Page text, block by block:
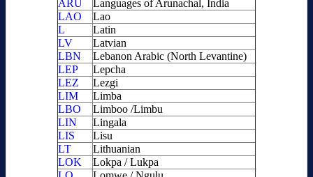
ARU
Languages of Arunachal, India
LAO
Lao
L
Latin
LV
Latvian
LBN
Lebanon Arabic (North Levantine)
LEP
Lepcha
LEZ
Lezgi
LIM
Limba
LBO
Limboo /Limbu
LIN
Lingala
LIS
Lisu
LT
Lithuanian
LOK
Lokpa / Lukpa